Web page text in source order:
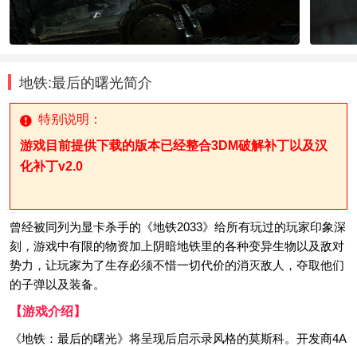
地铁:最后的曙光简介
特别说明：
游戏目前提供下载的版本已经整合3DM破解补丁以及汉
化补丁v2.0
曾经被同列为显卡杀手的《地铁2033》给所有玩过的玩家印象深
刻，游戏中有限的物资加上阴暗地铁里的各种变异生物以及敌对
势力，让玩家为了生存必须不惜一切代价的消灭敌人，夺取他们
的子弹以及装备。
【游戏介绍】
《地铁：最后的曙光》将呈现后启示录风格的莫斯科。开发商4A